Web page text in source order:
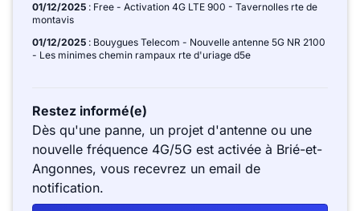
01/12/2025 : Free - Activation 4G LTE 900 - Tavernolles rte de
montavis
01/12/2025 : Bouygues Telecom - Nouvelle antenne 5G NR 2100
- Les minimes chemin rampaux rte d'uriage d5e
Restez informé(e)
Dès qu'une panne, un projet d'antenne ou une
nouvelle fréquence 4G/5G est activée à Brié-et-
Angonnes, vous recevrez un email de
notification.